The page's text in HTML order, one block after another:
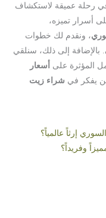
رحلة عميقة لاستكشاف
أسرار تميزه،
، ونقدم لك خطوات
. بالإضافة إلى ذلك، سنلقي
المؤثرة على
أسعار
يفكر في شراء زيت
إرثاً عالمياً؟
وفريداً؟